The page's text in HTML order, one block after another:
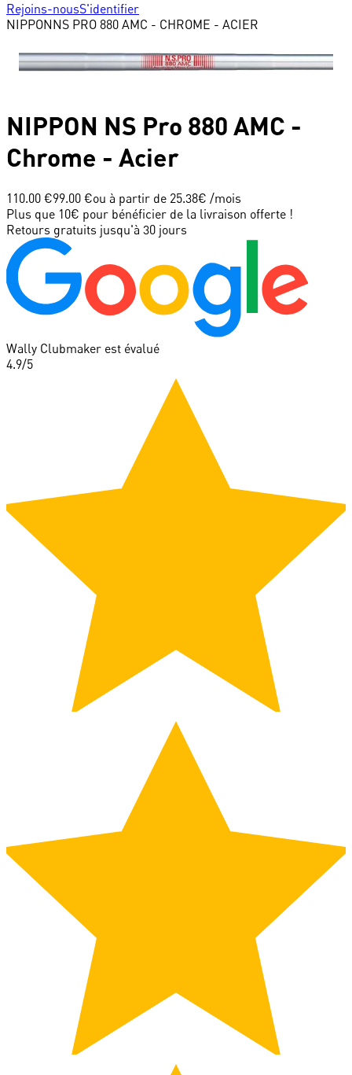
Rejoins-nousS'identifier
NIPPONNS PRO 880 AMC - CHROME - ACIER
NIPPON NS Pro 880 AMC -
Chrome - Acier
110.00 €99.00 €ou à partir de 25.38€ /mois
Plus que 10€ pour bénéficier de la livraison offerte !
Retours gratuits jusqu'à 30 jours
Wally Clubmaker est évalué
4.9/5